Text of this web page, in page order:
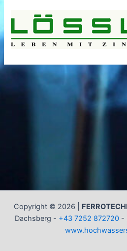
Copyright © 2026 |
Dachsberg - +43 7252 872720-